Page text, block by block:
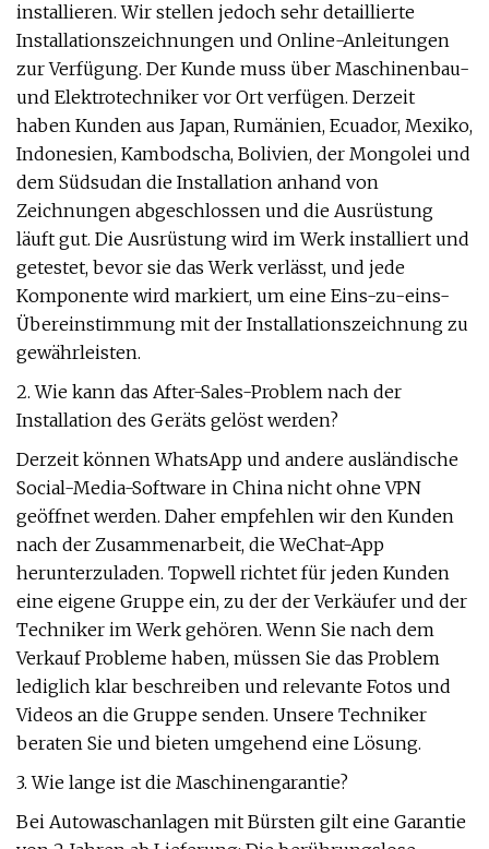
installieren. Wir stellen jedoch sehr detaillierte
Installationszeichnungen und Online-Anleitungen
zur Verfügung. Der Kunde muss über Maschinenbau-
und Elektrotechniker vor Ort verfügen. Derzeit
haben Kunden aus Japan, Rumänien, Ecuador, Mexiko,
Indonesien, Kambodscha, Bolivien, der Mongolei und
dem Südsudan die Installation anhand von
Zeichnungen abgeschlossen und die Ausrüstung
läuft gut. Die Ausrüstung wird im Werk installiert und
getestet, bevor sie das Werk verlässt, und jede
Komponente wird markiert, um eine Eins-zu-eins-
Übereinstimmung mit der Installationszeichnung zu
gewährleisten.
2. Wie kann das After-Sales-Problem nach der
Installation des Geräts gelöst werden?
Derzeit können WhatsApp und andere ausländische
Social-Media-Software in China nicht ohne VPN
geöffnet werden. Daher empfehlen wir den Kunden
nach der Zusammenarbeit, die WeChat-App
herunterzuladen. Topwell richtet für jeden Kunden
eine eigene Gruppe ein, zu der der Verkäufer und der
Techniker im Werk gehören. Wenn Sie nach dem
Verkauf Probleme haben, müssen Sie das Problem
lediglich klar beschreiben und relevante Fotos und
Videos an die Gruppe senden. Unsere Techniker
beraten Sie und bieten umgehend eine Lösung.
3. Wie lange ist die Maschinengarantie?
Bei Autowaschanlagen mit Bürsten gilt eine Garantie